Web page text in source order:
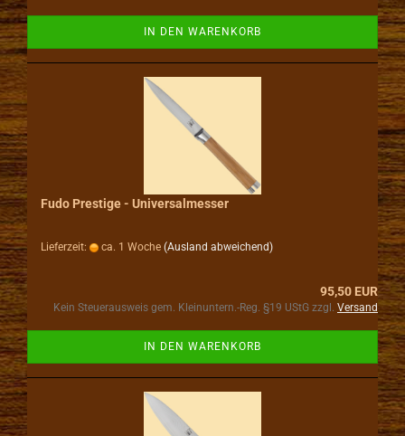
IN DEN WARENKORB
Fudo Prestige - Universalmesser
Lieferzeit: ca. 1 Woche (Ausland abweichend)
95,50 EUR
Kein Steuerausweis gem. Kleinuntern.-Reg. §19 UStG zzgl. Versand
IN DEN WARENKORB